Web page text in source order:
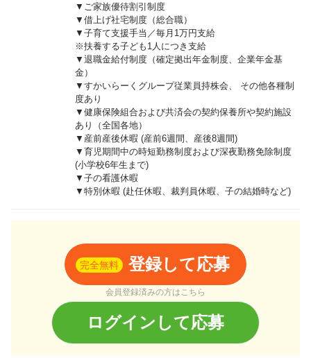
▼ご家族優待割引制度
▼借上げ社宅制度（総合職）
▼子育て支援手当／毎月1万円支給
※扶養する子ども1人につき支給
▼退職金給付制度（確定拠出年金制度、企業年金基
金）
▼すかいらーくグループ従業員持株会、 その他各種制
度あり
▼健康保険組合および共済会の契約保養所や契約施設
あり（全国各地）
▼産前産後休暇 (産前6週間、産後8週間)
▼育児期間中の時短勤務制度および深夜勤務免除制度
(小学校6年生まで)
▼子の看護休暇
▼特別休暇 (赴任休暇、裁判員休暇、子の結婚時など)
完全無料 登録して応募
会員登録済みの方はこちら
ログインして応募